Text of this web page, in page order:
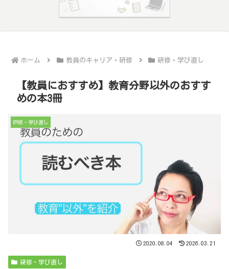
ホーム 教員のキャリア・研修 研修・学び直し
【教員におすすめ】教育分野以外のおすす
めの本3冊
研修・学び直し
2020.08.04 2026.03.21
研修・学び直し